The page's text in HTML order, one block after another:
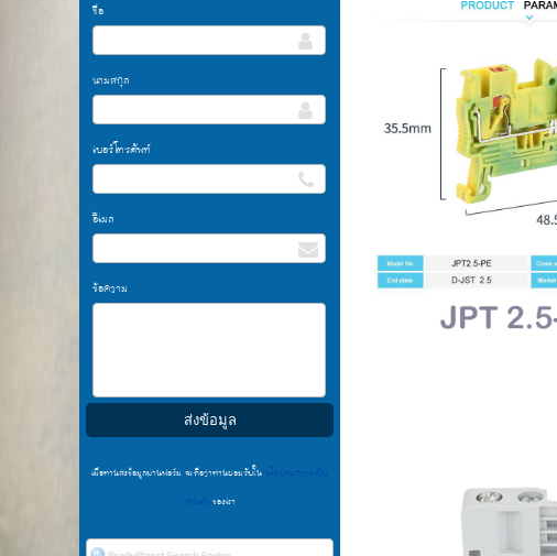
ชื่อ
นามสกุล
เบอร์โทรศัพท์
อีเมล
ข้อความ
เมื่อท่านส่งข้อมูลผ่านฟอร์ม จะถือว่าท่านยอมรับใน นโยบายความเป็น
ส่วนตัว ของเรา